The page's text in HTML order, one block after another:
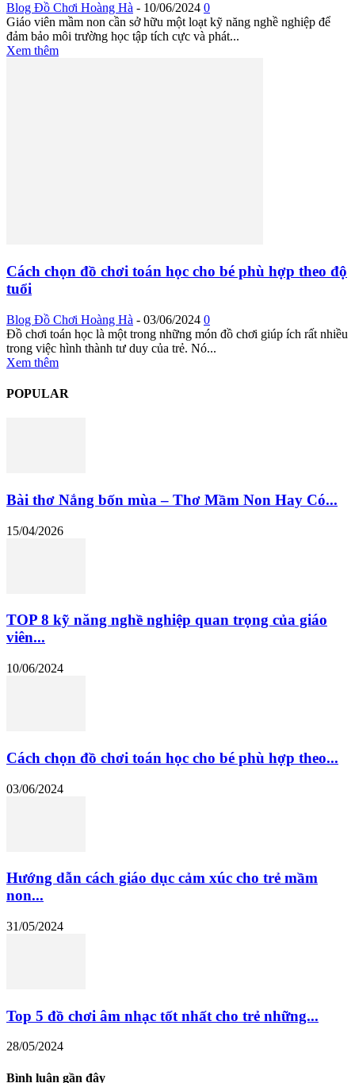
Blog Đồ Chơi Hoàng Hà - 10/06/2024 0
Giáo viên mầm non cần sở hữu một loạt kỹ năng nghề nghiệp để
đảm bảo môi trường học tập tích cực và phát...
Xem thêm
Cách chọn đồ chơi toán học cho bé phù hợp theo độ
tuổi
Blog Đồ Chơi Hoàng Hà - 03/06/2024 0
Đồ chơi toán học là một trong những món đồ chơi giúp ích rất nhiều
trong việc hình thành tư duy của trẻ. Nó...
Xem thêm
POPULAR
Bài thơ Nắng bốn mùa – Thơ Mầm Non Hay Có...
15/04/2026
TOP 8 kỹ năng nghề nghiệp quan trọng của giáo
viên...
10/06/2024
Cách chọn đồ chơi toán học cho bé phù hợp theo...
03/06/2024
Hướng dẫn cách giáo dục cảm xúc cho trẻ mầm
non...
31/05/2024
Top 5 đồ chơi âm nhạc tốt nhất cho trẻ những...
28/05/2024
Bình luận gần đây